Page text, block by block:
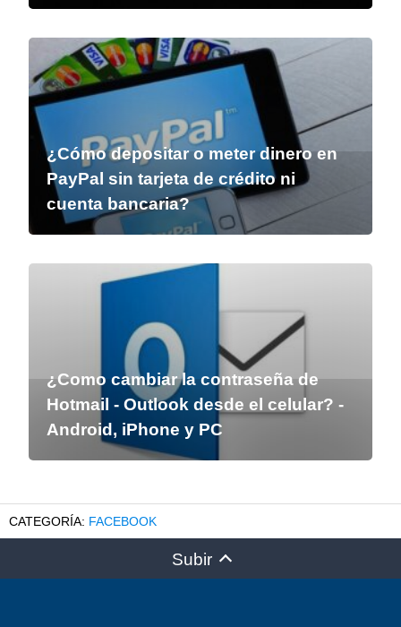
¿Cómo depositar o meter dinero en
PayPal sin tarjeta de crédito ni
cuenta bancaria?
¿Como cambiar la contraseña de
Hotmail - Outlook desde el celular? -
Android, iPhone y PC
FACEBOOK
Subir